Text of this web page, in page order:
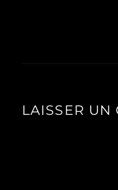
LAISSER UN